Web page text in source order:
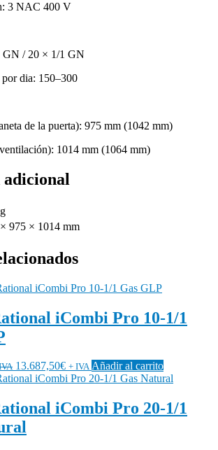
3 NAC 400 V
GN / 20 × 1/1 GN
dia: 150–300
de la puerta): 975 mm (1042 mm)
1014 mm (1064 mm)
975 × 1014 mm
iCombi Pro 10-1/1
13.687,50€ + IVA Añadir al carrito
iCombi Pro 20-1/1